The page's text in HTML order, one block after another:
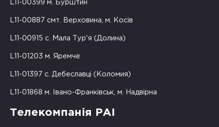
L11-00399 м. Бурштин
L11-00887 смт. Верховина, м. Косів
L11-00915 с. Мала Тур'я (Долина)
L11-01203 м. Яремче
L11-01397 с. Дебеславці (Коломия)
L11-01868 м. Івано-Франківськ, м. Надвірна
Телекомпанія РАІ